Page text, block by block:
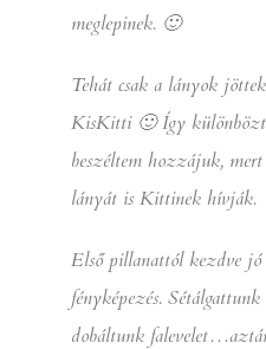
meglepinek. 🙂
Tehát csak a lányok
KisKitti 🙂 Így
beszéltem hozzájuk,
lányát is Kittinek hívják.
Első pillanattól kezdve
fényképezés.
dobáltunk